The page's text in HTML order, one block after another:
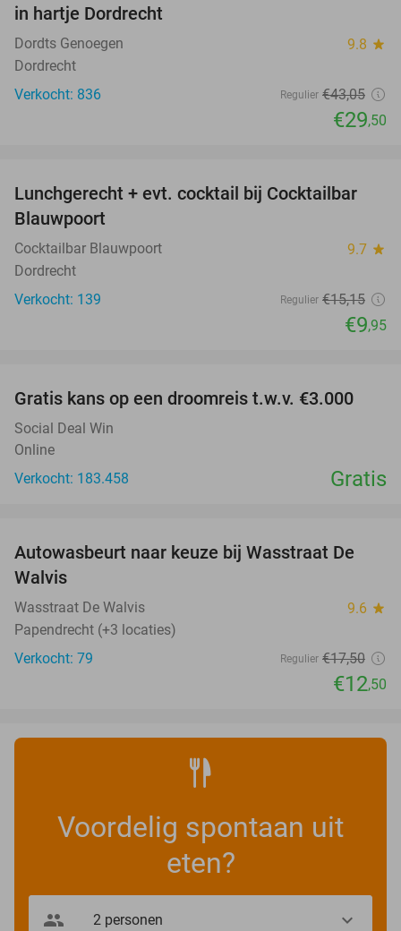
in hartje Dordrecht
Dordts Genoegen 9.8 star
Dordrecht
Verkocht: 836
Regulier €43,05
€29,50
34%
Lunchgerecht + evt. cocktail bij Cocktailbar
Blauwpoort
Cocktailbar Blauwpoort 9.7 star
Dordrecht
Verkocht: 139
Regulier €15,15
€9,95
Gratis kans op een droomreis t.w.v. €3.000
Social Deal Win
Online
Verkocht: 183.458
Gratis
29%
Autowasbeurt naar keuze bij Wasstraat De
Walvis
Wasstraat De Walvis 9.6 star
Papendrecht (+3 locaties)
Verkocht: 79
Regulier €17,50
€12,50
Voordelig spontaan uit
eten?